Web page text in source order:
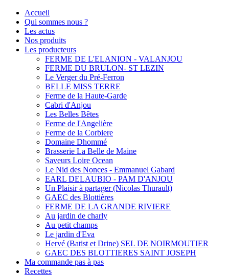
Accueil
Qui sommes nous ?
Les actus
Nos produits
Les producteurs
FERME DE L'ELANION - VALANJOU
FERME DU BRULON- ST LEZIN
Le Verger du Pré-Ferron
BELLE MISS TERRE
Ferme de la Haute-Garde
Cabri d'Anjou
Les Belles Bêtes
Ferme de l'Angelière
Ferme de la Corbiere
Domaine Dhommé
Brasserie La Belle de Maine
Saveurs Loire Ocean
Le Nid des Nonces - Emmanuel Gabard
EARL DELAUBIO - PAM D'ANJOU
Un Plaisir à partager (Nicolas Thurault)
GAEC des Blottières
FERME DE LA GRANDE RIVIERE
Au jardin de charly
Au petit champs
Le jardin d'Eva
Hervé (Batist et Drine) SEL DE NOIRMOUTIER
GAEC DES BLOTTIERES SAINT JOSEPH
Ma commande pas à pas
Recettes